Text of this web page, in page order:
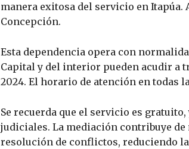
manera exitosa del servicio en
Concepción.
Esta dependencia opera con
Capital y del interior pueden acudir a
2024. El horario de atención en todas
Se recuerda que el servicio es
judiciales. La mediación contribuye
resolución de conflictos, reduciendo